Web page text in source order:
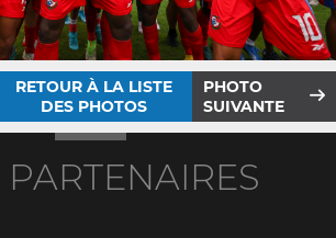
RETOUR À LA LISTE
DES PHOTOS
PHOTO
SUIVANTE
PARTENAIRES